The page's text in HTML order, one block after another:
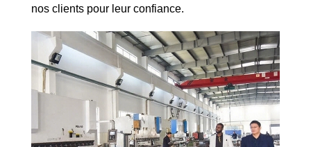
nos clients pour leur confiance.